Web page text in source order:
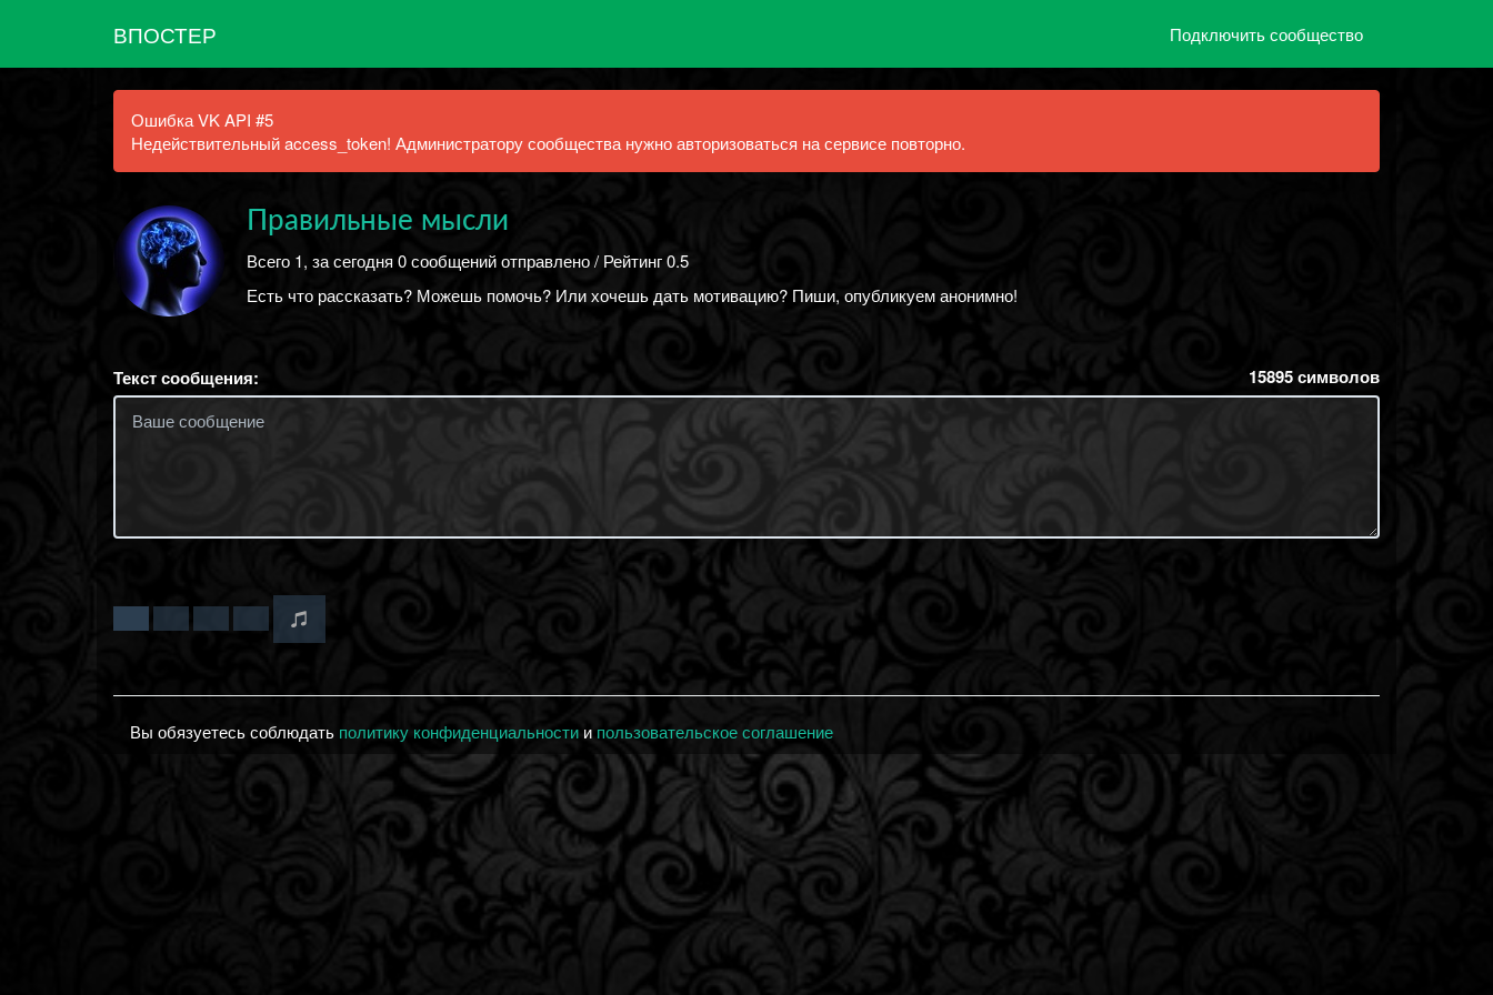
ВПОСТЕР Подключить сообщество
Ошибка VK API #5
Недействительный access_token! Администратору сообщества нужно авторизоваться на сервисе повторно.
Правильные мысли
Всего 1, за сегодня 0 сообщений отправлено / Рейтинг 0.5
Есть что рассказать? Можешь помочь? Или хочешь дать мотивацию? Пиши, опубликуем анонимно!
Текст сообщения: 15895символов
Вы обязуетесь соблюдать политику конфиденциальности и пользовательское соглашение